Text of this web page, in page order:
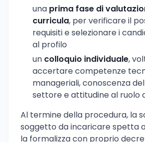
una prima fase di
curricula, per verificare il
requisiti e selezionare i
al profilo
un colloquio individuale,
accertare competenze
manageriali, conoscenza
settore e attitudine al ruolo
Al termine della procedura, la
soggetto da incaricare spetta
la formalizza con proprio